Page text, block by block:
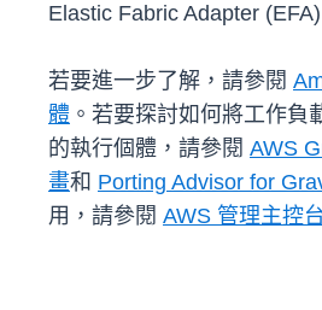
Elastic Fabric Adapter (EFA)
若要進一步了解，請參閱
體 。若要探討如何將工作負
的執行個體，請參閱 AWS
畫和 Porting Advisor for
用，請參閱 AWS 管理主控